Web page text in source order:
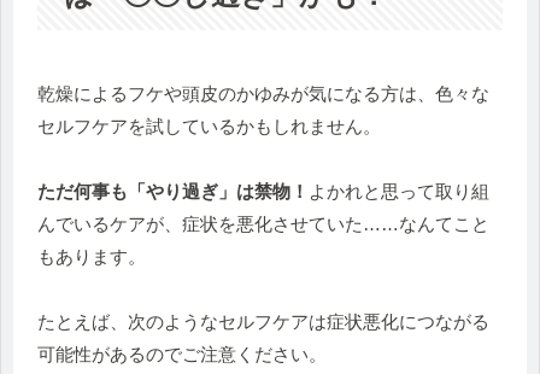
乾燥によるフケや頭皮のかゆみが気になる方は、 色々な
セルフケアを試しているかもしれません。
ただ何事も「やり過ぎ」は禁物！ よかれと思って取り組
んでいるケアが、症状を悪化させていた……なんてこと
もあります。
たとえば、 次のようなセルフケアは症状悪化につながる
可能性があるのでご注意ください。